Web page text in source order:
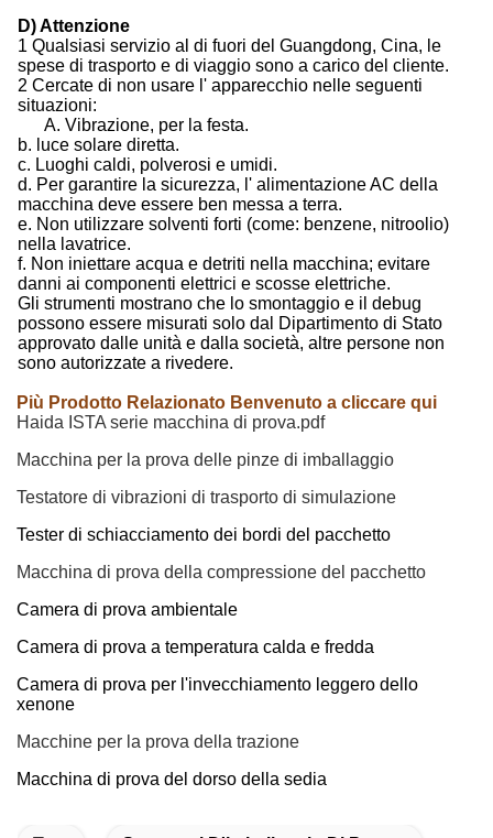
D) Attenzione
1 Qualsiasi servizio al di fuori del Guangdong, Cina, le
spese di trasporto e di viaggio sono a carico del cliente.
2 Cercate di non usare l' apparecchio nelle seguenti
situazioni:
A. Vibrazione, per la festa.
b. luce solare diretta.
c. Luoghi caldi, polverosi e umidi.
d. Per garantire la sicurezza, l' alimentazione AC della
macchina deve essere ben messa a terra.
e. Non utilizzare solventi forti (come: benzene, nitroolio)
nella lavatrice.
f. Non iniettare acqua e detriti nella macchina; evitare
danni ai componenti elettrici e scosse elettriche.
Gli strumenti mostrano che lo smontaggio e il debug
possono essere misurati solo dal Dipartimento di Stato
approvato dalle unità e dalla società, altre persone non
sono autorizzate a rivedere.
Più Prodotto Relazionato Benvenuto a cliccare qui
Haida ISTA serie macchina di prova.pdf
Macchina per la prova delle pinze di imballaggio
Testatore di vibrazioni di trasporto di simulazione
Tester di schiacciamento dei bordi del pacchetto
Macchina di prova della compressione del pacchetto
Camera di prova ambientale
Camera di prova a temperatura calda e fredda
Camera di prova per l'invecchiamento leggero dello
xenone
Macchine per la prova della trazione
Macchina di prova del dorso della sedia